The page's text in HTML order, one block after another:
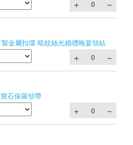
金屬扣環 暗紋絲光婚禮晚宴領結
石保羅領帶